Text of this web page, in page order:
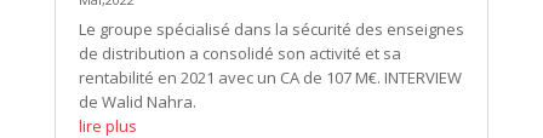
Le groupe spécialisé dans la sécurité des enseignes
de distribution a consolidé son activité et sa
rentabilité en 2021 avec un CA de 107 M€. INTERVIEW
de Walid Nahra.
lire plus